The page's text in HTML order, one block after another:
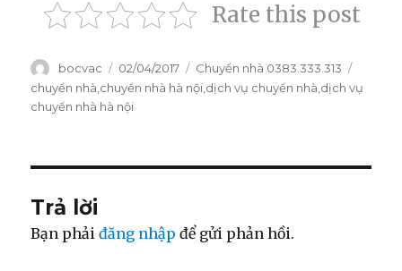
Rate this post
Tác
giả
bocvac
Đăng
vào
ngày
02/04/2017
Danh
mục
Chuyển nhà 0383.333.313
chuyển nhà chuyển nhà hà nội dịch vụ chuyển nhà dịch vụ
chuyển nhà hà nội
Trả lời
Bạn phảiđăng nhập để gửi phản hồi.